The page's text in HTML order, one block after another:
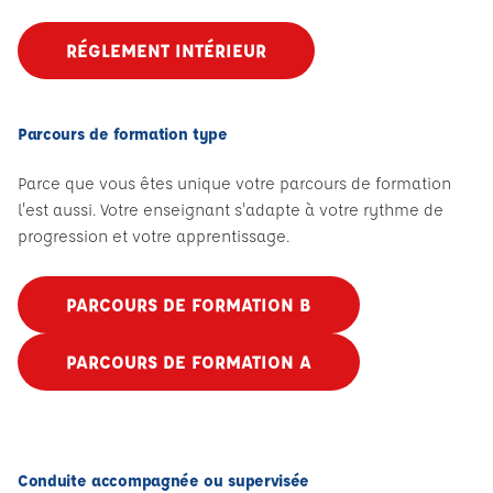
RÉGLEMENT INTÉRIEUR
Parcours de formation type
Parce que vous êtes unique votre parcours de formation
l'est aussi. Votre enseignant s'adapte à votre rythme de
progression et votre apprentissage.
PARCOURS DE FORMATION B
PARCOURS DE FORMATION A
Conduite accompagnée ou supervisée